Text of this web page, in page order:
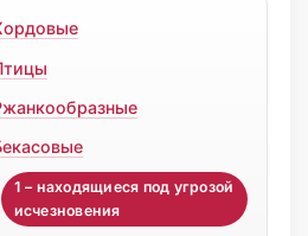
1 – находящиеся под угрозой
исчезновения